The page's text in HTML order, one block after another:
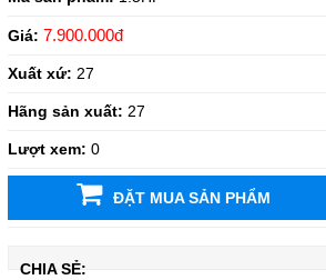
Giá: 7.900.000đ
Xuất xứ: 27
Hãng sản xuất: 27
Lượt xem: 0
ĐẶT MUA SẢN PHẨM
CHIA SẺ: